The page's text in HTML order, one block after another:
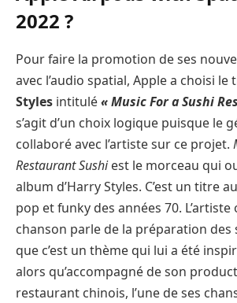
2022 ?
Pour faire la promotion de ses
avec l’audio spatial, Apple a choisi le
Styles intitulé« Music For a Sushi
s’agit d’un choix logique puisque le
collaboré avec l’artiste sur ce projet.
Restaurant Sushiest le morceau qui
album d’Harry Styles. C’est un titre
pop et funky des années 70.
chanson parle de la préparation des
que c’est un thème qui lui a été
alors qu’accompagné de son
restaurant chinois, l’une de ses